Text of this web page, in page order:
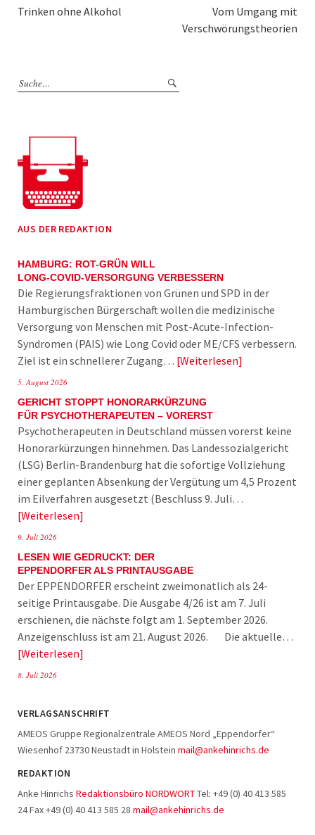
Trinken ohne Alkohol
Vom Umgang mit
Verschwörungstheorien
AUS DER REDAKTION
HAMBURG: ROT-GRÜN WILL
LONG-COVID-VERSORGUNG VERBESSERN
Die Regierungsfraktionen von Grünen und SPD in der
Hamburgischen Bürgerschaft wollen die medizinische
Versorgung von Menschen mit Post-Acute-Infection-
Syndromen (PAIS) wie Long Covid oder ME/CFS verbessern.
Ziel ist ein schnellerer Zugang… Weiterlesen
5. August 2026
GERICHT STOPPT HONORARKÜRZUNG
FÜR PSYCHOTHERAPEUTEN – VORERST
Psychotherapeuten in Deutschland müssen vorerst keine
Honorarkürzungen hinnehmen. Das Landessozialgericht
(LSG) Berlin-Brandenburg hat die sofortige Vollziehung
einer geplanten Absenkung der Vergütung um 4,5 Prozent
im Eilverfahren ausgesetzt (Beschluss 9. Juli…
Weiterlesen
9. Juli 2026
LESEN WIE GEDRUCKT: DER
EPPENDORFER ALS PRINTAUSGABE
Der EPPENDORFER erscheint zweimonatlich als 24-
seitige Printausgabe. Die Ausgabe 4/26 ist am 7. Juli
erschienen, die nächste folgt am 1. September 2026.
Anzeigenschluss ist am 21. August 2026. Die aktuelle…
Weiterlesen
8. Juli 2026
VERLAGSANSCHRIFT
AMEOS Gruppe Regionalzentrale AMEOS Nord „Eppendorfer“
Wiesenhof 23730 Neustadt in Holstein mail@ankehinrichs.de
REDAKTION
Anke Hinrichs Redaktionsbüro NORDWORTTel: +49 (0) 40 413 585
24 Fax +49 (0) 40 413 585 28 mail@ankehinrichs.de